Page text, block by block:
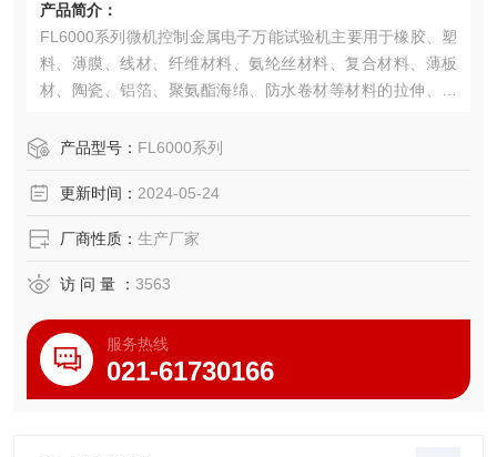
产品简介：
FL6000系列微机控制金属电子万能试验机主要用于橡胶、塑
料、薄膜、线材、纤维材料、氨纶丝材料、复合材料、薄板
材、陶瓷、铝箔、聚氨酯海绵、防水卷材等材料的拉伸、压
产品型号： FL6000系列
更新时间： 2024-05-24
厂商性质： 生产厂家
访 问 量 ： 3563
服务热线
021-61730166